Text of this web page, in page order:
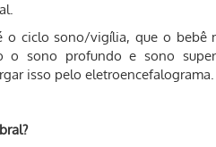
ciclo sono/vigília, que o bebê
o sono profundo e sono
isso pelo eletroencefalograma.